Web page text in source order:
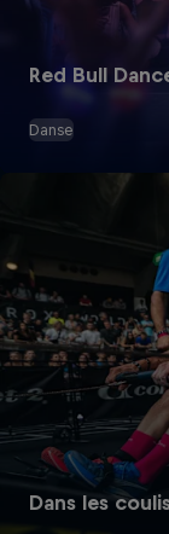
Red Bull
Danse
Dans les